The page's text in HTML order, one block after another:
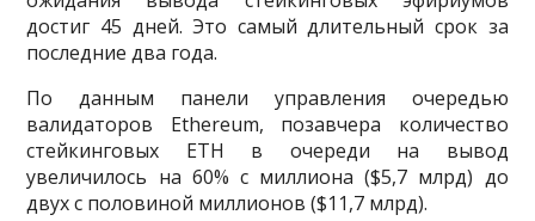
достиг 45 дней. Это самый длительный срок за
последние два года.
По данным панели управления очередью
валидаторов Ethereum, позавчера количество
стейкинговых ETH в очереди на вывод
увеличилось на 60% с миллиона ($5,7 млрд) до
двух с половиной миллионов ($11,7 млрд).